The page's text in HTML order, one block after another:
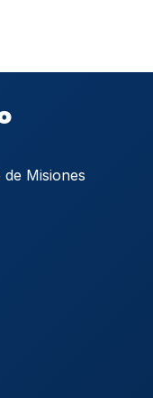
Misiones